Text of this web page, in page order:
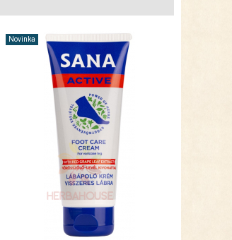
Novinka